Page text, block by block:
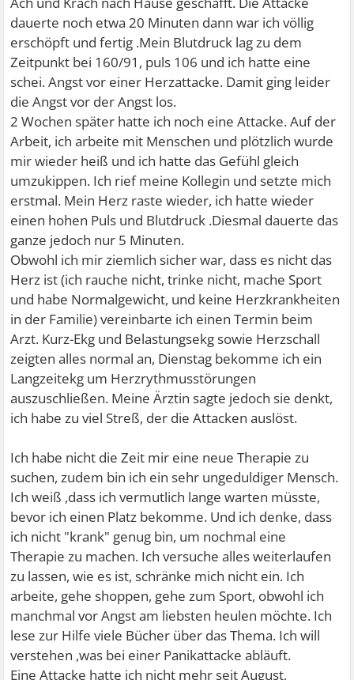
dauerte noch etwa 20 Minuten dann war ich völlig
erschöpft und fertig .Mein Blutdruck lag zu dem
Zeitpunkt bei 160/91, puls 106 und ich hatte eine
schei. Angst vor einer Herzattacke. Damit ging leider
die Angst vor der Angst los.
2 Wochen später hatte ich noch eine Attacke. Auf der
Arbeit, ich arbeite mit Menschen und plötzlich wurde
mir wieder heiß und ich hatte das Gefühl gleich
umzukippen. Ich rief meine Kollegin und setzte mich
erstmal. Mein Herz raste wieder, ich hatte wieder
einen hohen Puls und Blutdruck .Diesmal dauerte das
ganze jedoch nur 5 Minuten.
Obwohl ich mir ziemlich sicher war, dass es nicht das
Herz ist (ich rauche nicht, trinke nicht, mache Sport
und habe Normalgewicht, und keine Herzkrankheiten
in der Familie) vereinbarte ich einen Termin beim
Arzt. Kurz-Ekg und Belastungsekg sowie Herzschall
zeigten alles normal an, Dienstag bekomme ich ein
Langzeitekg um Herzrythmusstörungen
auszuschließen. Meine Ärztin sagte jedoch sie denkt,
ich habe zu viel Streß, der die Attacken auslöst.
Ich habe nicht die Zeit mir eine neue Therapie zu
suchen, zudem bin ich ein sehr ungeduldiger Mensch.
Ich weiß ,dass ich vermutlich lange warten müsste,
bevor ich einen Platz bekomme. Und ich denke, dass
ich nicht "krank" genug bin, um nochmal eine
Therapie zu machen. Ich versuche alles weiterlaufen
zu lassen, wie es ist, schränke mich nicht ein. Ich
arbeite, gehe shoppen, gehe zum Sport, obwohl ich
manchmal vor Angst am liebsten heulen möchte. Ich
lese zur Hilfe viele Bücher über das Thema. Ich will
verstehen ,was bei einer Panikattacke abläuft.
Eine Attacke hatte ich nicht mehr seit August,